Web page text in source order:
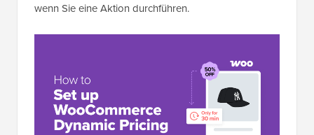
wenn Sie eine Aktion durchführen.